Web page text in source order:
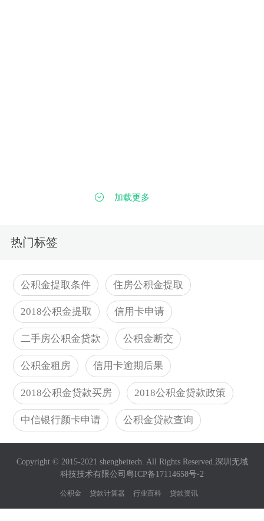
加载更多
热门标签
公积金提取条件 住房公积金提取
2018公积金提取 信用卡申请
二手房公积金贷款 公积金断交
公积金租房 信用卡逾期后果
2018公积金贷款买房 2018公积金贷款政策
中信银行颜卡申请 公积金贷款查询
Copyright © 2015-2021 shengbeitech. All Rights Reserved.深圳无域
科技技术有限公司粤ICP备17114658号-2
公积金 贷款计算器 行业百科 贷款资讯